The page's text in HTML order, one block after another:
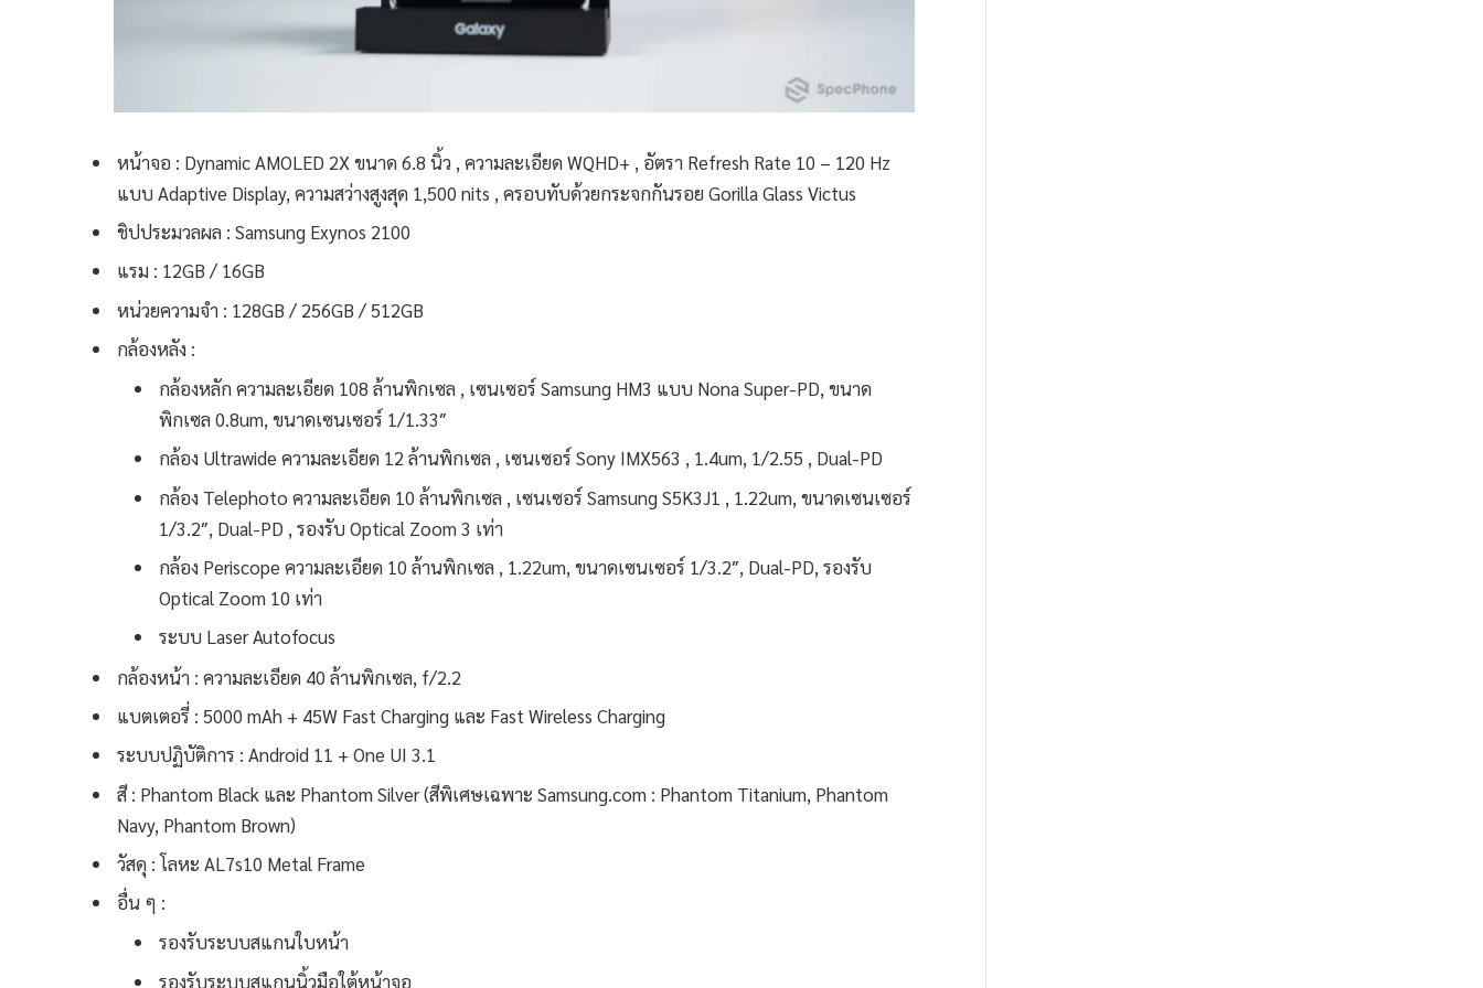
หน้าจอ : Dynamic AMOLED 2X ขนาด 6.8 นิ้ว , ความละเอียด WQHD+ , อัตรา Refresh Rate 10 – 120 Hz
แบบ Adaptive Display, ความสว่างสูงสุด 1,500 nits , ครอบทับด้วยกระจกกันรอย Gorilla Glass Victus
ชิปประมวลผล : Samsung Exynos 2100
แรม : 12GB / 16GB
หน่วยความจำ : 128GB / 256GB / 512GB
กล้องหลัง :
กล้องหลัก ความละเอียด 108 ล้านพิกเซล , เซนเซอร์ Samsung HM3 แบบ Nona Super-PD, ขนาด
พิกเซล 0.8um, ขนาดเซนเซอร์ 1/1.33″
กล้อง Ultrawide ความละเอียด 12 ล้านพิกเซล , เซนเซอร์ Sony IMX563 , 1.4um, 1/2.55 , Dual-PD
กล้อง Telephoto ความละเอียด 10 ล้านพิกเซล , เซนเซอร์ Samsung S5K3J1 , 1.22um, ขนาดเซนเซอร์
1/3.2″, Dual-PD , รองรับ Optical Zoom 3 เท่า
กล้อง Periscope ความละเอียด 10 ล้านพิกเซล , 1.22um, ขนาดเซนเซอร์ 1/3.2″, Dual-PD, รองรับ
Optical Zoom 10 เท่า
ระบบ Laser Autofocus
กล้องหน้า : ความละเอียด 40 ล้านพิกเซล, f/2.2
แบตเตอรี่ : 5000 mAh + 45W Fast Charging และ Fast Wireless Charging
ระบบปฏิบัติการ : Android 11 + One UI 3.1
สี : Phantom Black และ Phantom Silver (สีพิเศษเฉพาะ Samsung.com : Phantom Titanium, Phantom
Navy, Phantom Brown)
วัสดุ : โลหะ AL7s10 Metal Frame
อื่น ๆ :
รองรับระบบสแกนใบหน้า
รองรับระบบสแกนนิ้วมือใต้หน้าจอ